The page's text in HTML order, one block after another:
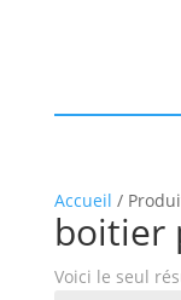
Accueil /
boitier
Voici le seul